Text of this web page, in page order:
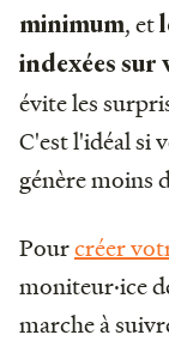
minimum, et
indexées
évite les
C'est l'idéal si
génère moins
Pourcréer
moniteur·ice
marche à